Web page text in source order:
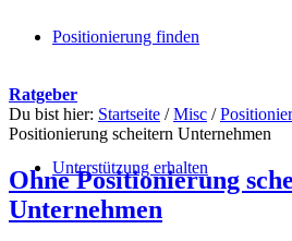
Positionierung finden
Unterstützung erhalten
Ratgeber
Du bist hier: Startseite / Misc /
Positionierung scheitern Unternehmen
Ohne Positionierung
Unternehmen